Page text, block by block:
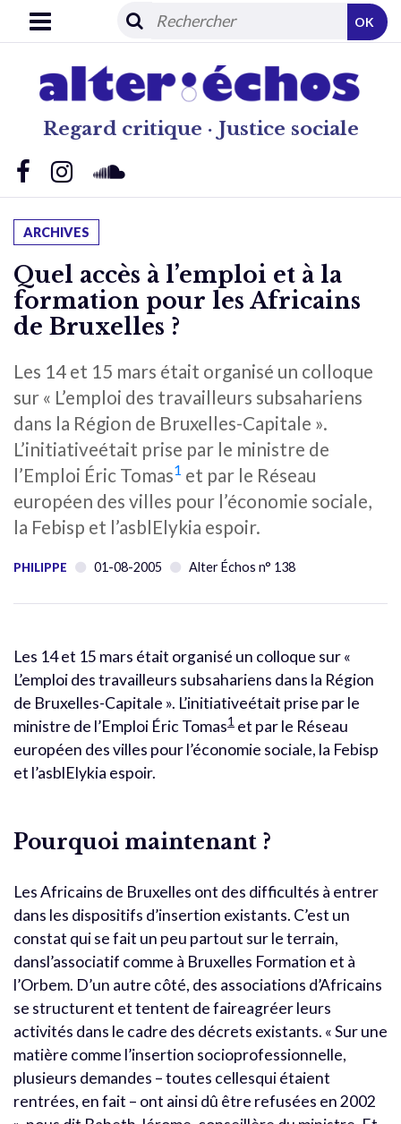
Regard critique · Justice sociale
OK
ARCHIVES
Quel accès à l’emploi et à la
formation pour les Africains
de Bruxelles ?
Les 14 et 15 mars était organisé un colloque
sur « L’emploi des travailleurs subsahariens
dans la Région de Bruxelles-Capitale ».
L’initiativeétait prise par le ministre de
l’Emploi Éric Tomas1 et par le Réseau
européen des villes pour l’économie sociale,
la Febisp et l’asblElykia espoir.
PHILIPPE 01-08-2005 Alter Échos n° 138
Les 14 et 15 mars était organisé un colloque sur «
L’emploi des travailleurs subsahariens dans la Région
de Bruxelles-Capitale ». L’initiativeétait prise par le
ministre de l’Emploi Éric Tomas1 et par le Réseau
européen des villes pour l’économie sociale, la Febisp
et l’asblElykia espoir.
Pourquoi maintenant ?
Les Africains de Bruxelles ont des difficultés à entrer
dans les dispositifs d’insertion existants. C’est un
constat qui se fait un peu partout sur le terrain,
dansl’associatif comme à Bruxelles Formation et à
l’Orbem. D’un autre côté, des associations d’Africains
se structurent et tentent de faireagréer leurs
activités dans le cadre des décrets existants. « Sur une
matière comme l’insertion socioprofessionnelle,
plusieurs demandes – toutes cellesqui étaient
rentrées, en fait – ont ainsi dû être refusées en 2002